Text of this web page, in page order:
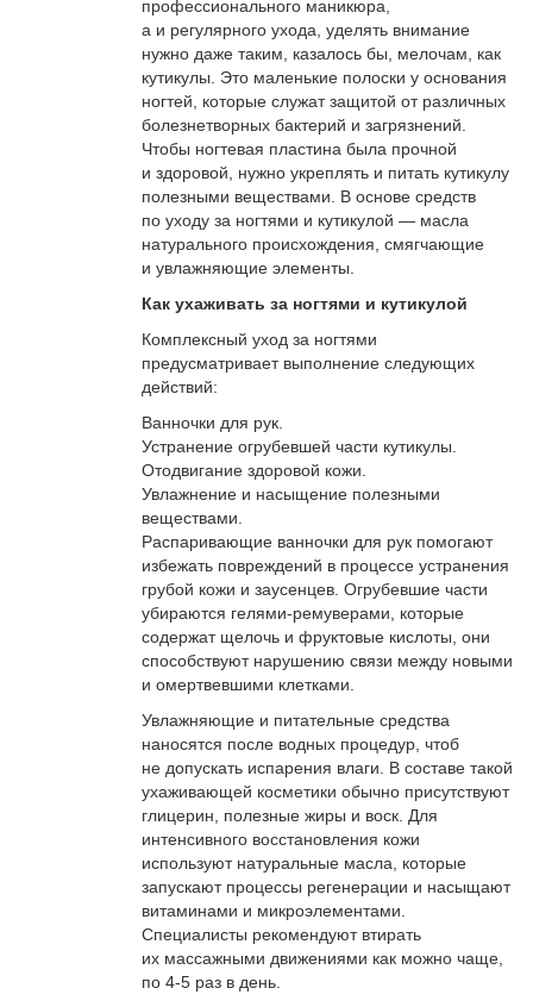
профессионального маникюра,
а и регулярного ухода, уделять внимание
нужно даже таким, казалось бы, мелочам, как
кутикулы. Это маленькие полоски у основания
ногтей, которые служат защитой от различных
болезнетворных бактерий и загрязнений.
Чтобы ногтевая пластина была прочной
и здоровой, нужно укреплять и питать кутикулу
полезными веществами. В основе средств
по уходу за ногтями и кутикулой — масла
натурального происхождения, смягчающие
и увлажняющие элементы.
Как ухаживать за ногтями и кутикулой
Комплексный уход за ногтями
предусматривает выполнение следующих
действий:
Ванночки для рук.
Устранение огрубевшей части кутикулы.
Отодвигание здоровой кожи.
Увлажнение и насыщение полезными
веществами.
Распаривающие ванночки для рук помогают
избежать повреждений в процессе устранения
грубой кожи и заусенцев. Огрубевшие части
убираются гелями-ремуверами, которые
содержат щелочь и фруктовые кислоты, они
способствуют нарушению связи между новыми
и омертвевшими клетками.
Увлажняющие и питательные средства
наносятся после водных процедур, чтоб
не допускать испарения влаги. В составе такой
ухаживающей косметики обычно присутствуют
глицерин, полезные жиры и воск. Для
интенсивного восстановления кожи
используют натуральные масла, которые
запускают процессы регенерации и насыщают
витаминами и микроэлементами.
Специалисты рекомендуют втирать
их массажными движениями как можно чаще,
по 4-5 раз в день.